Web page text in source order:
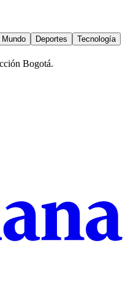
Mundo Deportes
Tecnología
Bogotá.